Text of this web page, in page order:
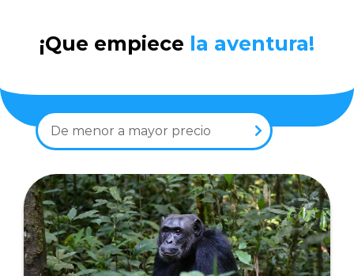
¡Que empiece la aventura!
De menor a mayor precio